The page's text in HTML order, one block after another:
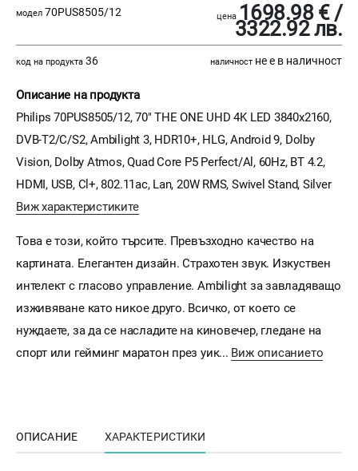
модел 70PUS8505/12 цена 1698.98 € /
3322.92 лв.
код на продукта 36 наличност не е в наличност
Описание на продукта
Philips 70PUS8505/12, 70" THE ONE UHD 4K LED 3840x2160,
DVB-T2/C/S2, Ambilight 3, HDR10+, HLG, Android 9, Dolby
Vision, Dolby Atmos, Quad Core P5 Perfect/Al, 60Hz, BT 4.2,
HDMI, USB, Cl+, 802.11ac, Lan, 20W RMS, Swivel Stand, Silver
Виж характеристиките
Това е този, който търсите. Превъзходно качество на
картината. Елегантен дизайн. Страхотен звук. Изкуствен
интелект с гласово управление. Ambilight за завладяващо
изживяване като никое друго. Всичко, от което се
нуждаете, за да се насладите на киновечер, гледане на
спорт или гейминг маратон през уик... Виж описанието
ОПИСАНИЕ ХАРАКТЕРИСТИКИ